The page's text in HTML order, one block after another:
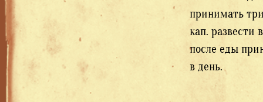
принимать
кап. развести
после еды
в день.